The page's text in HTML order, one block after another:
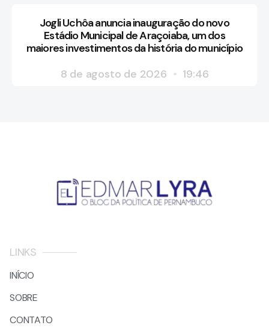
Jogli Uchôa anuncia inauguração do novo
Estádio Municipal de Araçoiaba, um dos
maiores investimentos da história do município
8 de agosto de 2026
19:46
LINKS
INÍCIO
SOBRE
CONTATO